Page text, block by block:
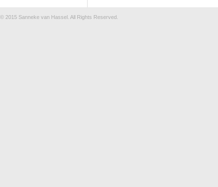
© 2015 Sanneke van Hassel . All Rights Reserved.